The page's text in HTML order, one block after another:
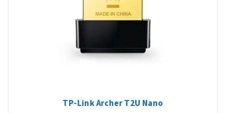
TP-Link Archer T2U Nano